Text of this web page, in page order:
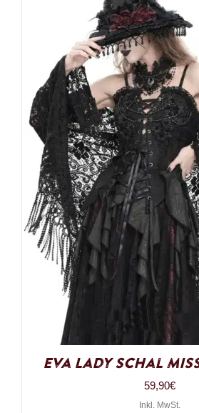
Eva Lady Schal
59,90€
Inkl. MwSt.